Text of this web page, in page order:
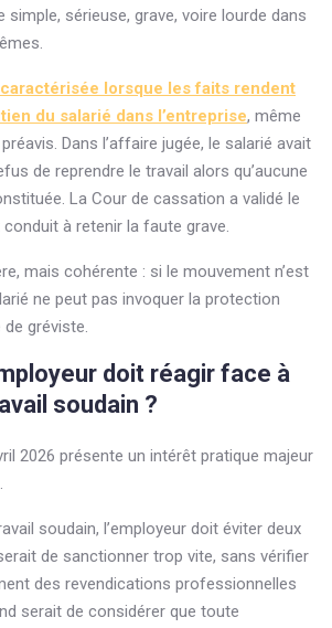
sérieuse, grave, voire lourde dans
lorsque les faits rendent
du salarié dans l’entreprise, même
Dans l’affaire jugée, le salarié avait
de reprendre le travail alors qu’aucune
La Cour de cassation a validé le
à retenir la faute grave.
mais cohérente : si le mouvement n’est
ne peut pas invoquer la protection
gréviste.
doit réagir face à
soudain ?
2026 présente un intérêt pratique majeur
soudain, l’employeur doit éviter deux
de sanctionner trop vite, sans vérifier
des revendications professionnelles
serait de considérer que toute